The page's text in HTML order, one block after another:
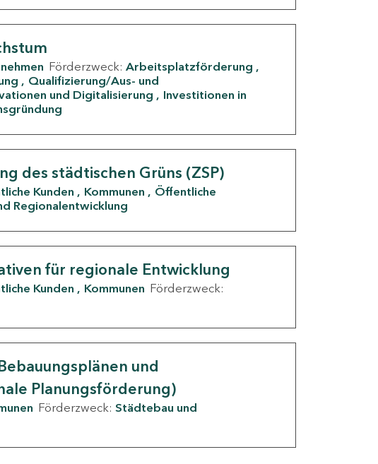
Förderzweck: Arbeitsplatzförderung
Qualifizierung/Aus- und
und Digitalisierung
Investitionen in
des städtischen Grüns (ZSP)
Kunden Kommunen
Öffentliche
Regionalentwicklung
für regionale Entwicklung
Kunden Kommunen Förderzweck:
und
Planungsförderung)
Förderzweck: Städtebau und